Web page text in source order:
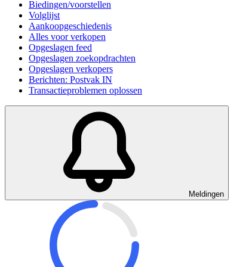
Biedingen/voorstellen
Volglijst
Aankoopgeschiedenis
Alles voor verkopen
Opgeslagen feed
Opgeslagen zoekopdrachten
Opgeslagen verkopers
Berichten: Postvak IN
Transactieproblemen oplossen
Meldingen